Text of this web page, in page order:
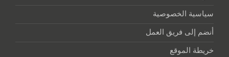
سياسية الخصوصية
أنضم إلى فريق العمل
خريطة الموقع